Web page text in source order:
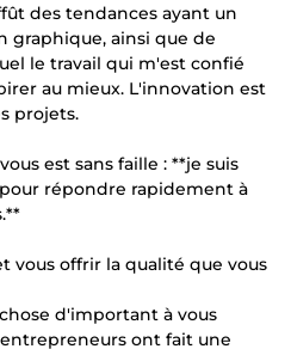
des tendances ayant un
graphique, ainsi que de
le travail qui m'est confié
au mieux. L'innovation est
projets.
est sans faille : **je suis
répondre rapidement à
vous offrir la qualité que vous
d'important à vous
ont fait une